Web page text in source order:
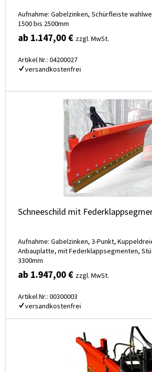
Aufnahme: Gabelzinken, Schürfleiste
1500 bis 2500mm
ab 1.147,00 € zzgl. MwSt.
Artikel Nr.: 04200027
versandkostenfrei
Schneeschild mit
Aufnahme: Gabelzinken, 3-Punkt,
Anbauplatte, mit Federklappsegmenten,
3300mm
ab 1.947,00 € zzgl. MwSt.
Artikel Nr.: 00300003
versandkostenfrei